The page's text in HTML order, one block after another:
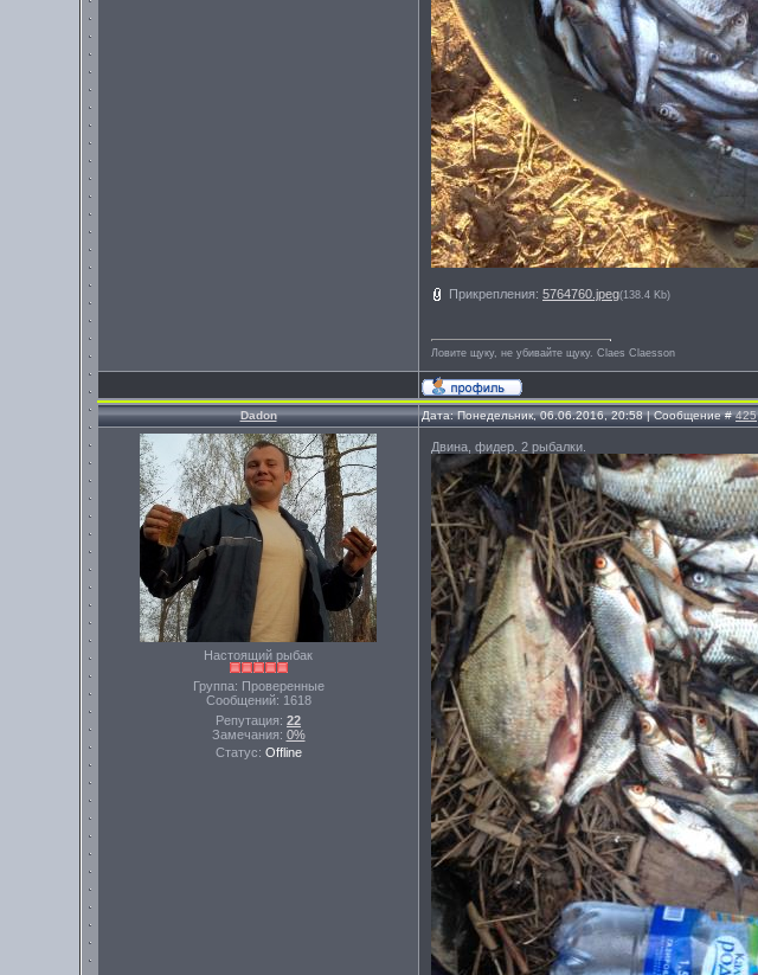
Прикрепления: 5764760.jpeg(138.4 Kb)
Ловите щуку, не убивайте щуку. Сlaes Сlaesson
Dadon Дата: Понедельник, 06.06.2016, 20:58 | Сообщение #425
Настоящий рыбак
Группа: Проверенные
Сообщений: 1618
Репутация: 22
Замечания: 0%
Статус: Offline
Двина, фидер. 2 рыбалки.